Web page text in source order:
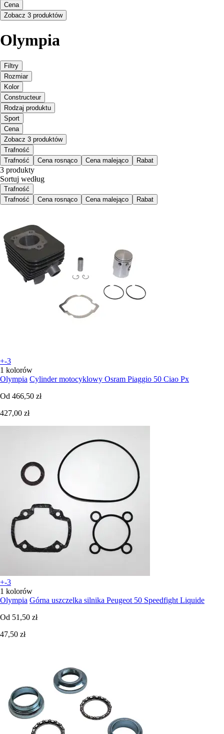
Cena
Zobacz 3 produktów
Olympia
Filtry
Rozmiar
Kolor
Constructeur
Rodzaj produktu
Sport
Cena
Zobacz 3 produktów
Trafność
Trafność
Cena rosnąco Cena malejąco Rabat
3 produkty
Sortuj według
Trafność
Trafność
Cena rosnąco Cena malejąco Rabat
+-3
1 kolorów
Olympia Cylinder motocyklowy Osram Piaggio 50 Ciao Px
Od 466,50 zł
427,00 zł
+-3
1 kolorów
Olympia Górna uszczelka silnika Peugeot 50 Speedfight Liquide
Od 51,50 zł
47,50 zł